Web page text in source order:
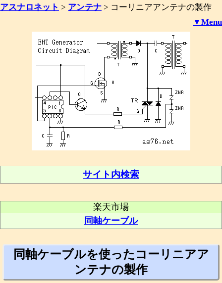
アスナロネット > アンテナ > コーリニアアンテナの製作
▼Menu
サイト内検索
楽天市場
同軸ケーブル
同軸ケーブルを使ったコーリニアア
ンテナの製作